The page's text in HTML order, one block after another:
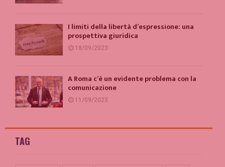
I limiti della libertà d’espressione: una
prospettiva giuridica
18/09/2023
A Roma c’è un evidente problema con la
comunicazione
11/09/2023
TAG